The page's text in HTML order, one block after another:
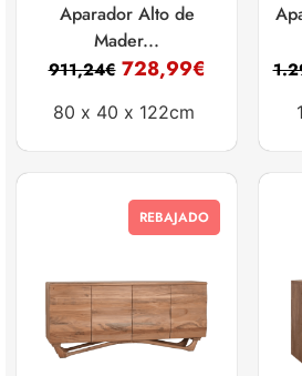
Aparador Alto de
Mader...
911,24€ 728,99€
80 x 40 x 122cm
REBAJADO